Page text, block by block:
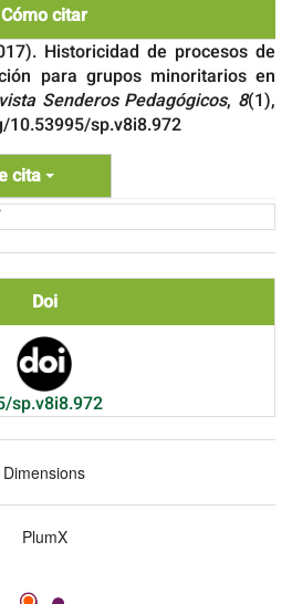
Cómo citar
Historicidad de procesos de
para grupos minoritarios en
Senderos Pedagógicos, 8(1),
10.53995/sp.v8i8.972
cita
Doi
sp.v8i8.972
Dimensions
PlumX